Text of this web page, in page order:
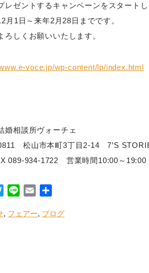
レゼントするキャンペーンをスタートし
月1日～来年2月28日までです。
ろしくお願いいたします。
voce.jp/wp-content/lp/index.html
婚相談所ヴォーチェ
松山市本町3丁目2-14 7’S
089-934-1722 営業時間10:00～
TwitterLine Email
, フェアー, ブログ